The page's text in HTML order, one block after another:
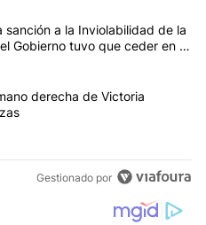
con más comentarios en los
"El Senado dio media
sanción a la Inviolabilidad de la
Gobierno tuvo que ceder en la
"Pidieron echar a la mano
derecha de Victoria
Gestionado por